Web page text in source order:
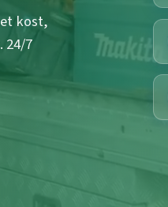
kost,
24/7